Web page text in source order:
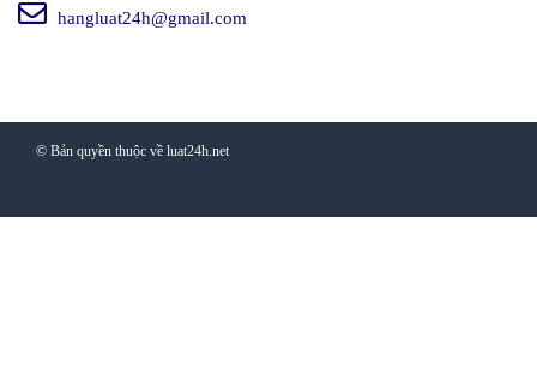
hangluat24h@gmail.com
© Bản quyền thuộc về luat24h.net